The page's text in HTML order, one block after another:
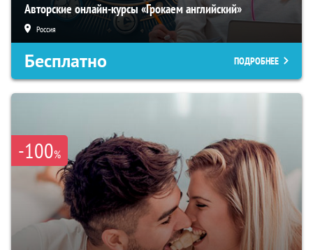
Авторские онлайн-курсы «Грокаем английский»
Россия
Бесплатно ПОДРОБНЕЕ
-100%